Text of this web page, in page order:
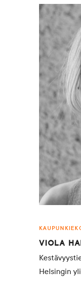
VIOLA
Helsingin